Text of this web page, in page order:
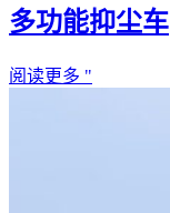
多功能抑尘车
阅读更多 "